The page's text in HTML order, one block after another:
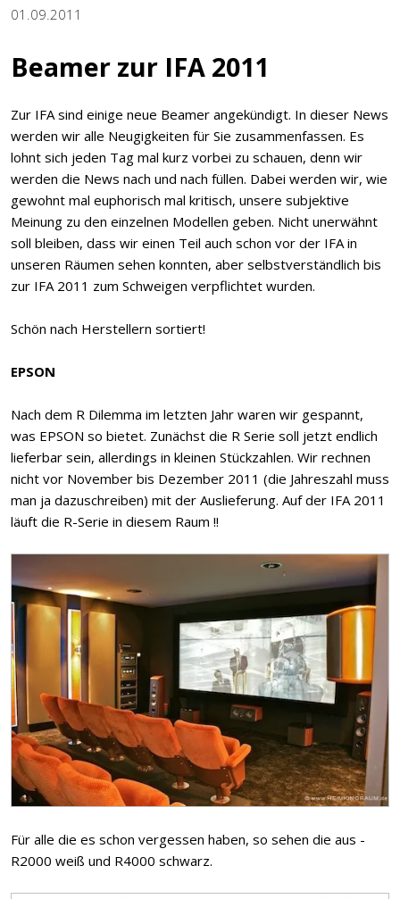
01.09.2011
Beamer zur IFA 2011
Zur IFA sind einige neue Beamer angekündigt. In dieser News
werden wir alle Neugigkeiten für Sie zusammenfassen. Es
lohnt sich jeden Tag mal kurz vorbei zu schauen, denn wir
werden die News nach und nach füllen. Dabei werden wir, wie
gewohnt mal euphorisch mal kritisch, unsere subjektive
Meinung zu den einzelnen Modellen geben. Nicht unerwähnt
soll bleiben, dass wir einen Teil auch schon vor der IFA in
unseren Räumen sehen konnten, aber selbstverständlich bis
zur IFA 2011 zum Schweigen verpflichtet wurden.
Schön nach Herstellern sortiert!
EPSON
Nach dem R Dilemma im letzten Jahr waren wir gespannt,
was EPSON so bietet. Zunächst die R Serie soll jetzt endlich
lieferbar sein, allerdings in kleinen Stückzahlen. Wir rechnen
nicht vor November bis Dezember 2011 (die Jahreszahl muss
man ja dazuschreiben) mit der Auslieferung. Auf der IFA 2011
läuft die R-Serie in diesem Raum !!
Für alle die es schon vergessen haben, so sehen die aus -
R2000 weiß und R4000 schwarz.